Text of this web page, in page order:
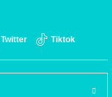
Twitter Tiktok